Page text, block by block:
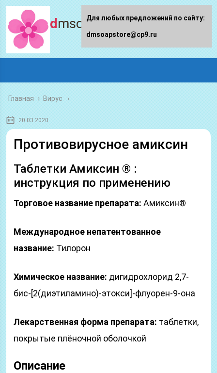
dmsoapstore.ru
Главная › Вирус
20.03.2020
Противовирусное амиксин
Таблетки Амиксин ® :
инструкция по применению
Торговое название препарата: Амиксин®
Международное непатентованное
название: Тилорон
Химическое название: дигидрохлорид 2,7-
бис-[2(диэтиламино)-этокси]-флуорен-9-она
Лекарственная форма препарата: таблетки,
покрытые плёночной оболочкой
Описание
Для любых предложений по сайту:
dmsoapstore@cp9.ru